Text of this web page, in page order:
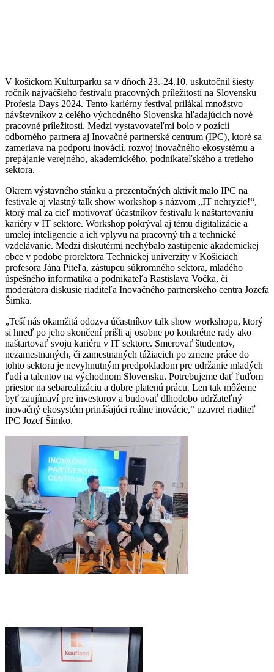
V košickom Kulturparku sa v dňoch 23.-24.10. uskutočnil šiesty
ročník najväčšieho festivalu pracovných príležitostí na Slovensku –
Profesia Days 2024. Tento kariérny festival prilákal množstvo
návštevníkov z celého východného Slovenska hľadajúcich nové
pracovné príležitosti. Medzi vystavovateľmi bolo v pozícii
odborného partnera aj Inovačné partnerské centrum (IPC), ktoré sa
zameriava na podporu inovácií, rozvoj inovačného ekosystému a
prepájanie verejného, akademického, podnikateľského a tretieho
sektora.
Okrem výstavného stánku a prezentačných aktivít malo IPC na
festivale aj vlastný talk show workshop s názvom „IT nehryzie!“,
ktorý mal za cieľ motivovať účastníkov festivalu k naštartovaniu
kariéry v IT sektore. Workshop pokrýval aj tému digitalizácie a
umelej inteligencie a ich vplyvu na pracovný trh a technické
vzdelávanie. Medzi diskutérmi nechýbalo zastúpenie akademickej
obce v podobe prorektora Technickej univerzity v Košiciach
profesora Jána Piteľa, zástupcu súkromného sektora, mladého
úspešného informatika a podnikateľa Rastislava Vočka, či
moderátora diskusie riaditeľa Inovačného partnerského centra Jozefa
Šimka.
„Teší nás okamžitá odozva účastníkov talk show workshopu, ktorý
si hneď po jeho skončení prišli aj osobne po konkrétne rady ako
naštartovať svoju kariéru v IT sektore. Smerovať študentov,
nezamestnaných, či zamestnaných túžiacich po zmene práce do
tohto sektora je nevyhnutným predpokladom pre udržanie mladých
ľudí a talentov na východnom Slovensku. Potrebujeme dať ľuďom
priestor na sebarealizáciu a dobre platenú prácu. Len tak môžeme
byť zaujímaví pre investorov a budovať dlhodobo udržateľný
inovačný ekosystém prinášajúci reálne inovácie,“ uzavrel riaditeľ
IPC Jozef Šimko.